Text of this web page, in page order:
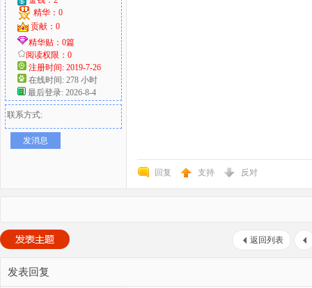
精华：0
贡献：0
精华贴：0篇
阅读权限：0
注册时间: 2019-7-26
在线时间: 278 小时
最后登录: 2026-8-4
联系方式:
发消息
回复 支持 反对
返回列表
发表回复